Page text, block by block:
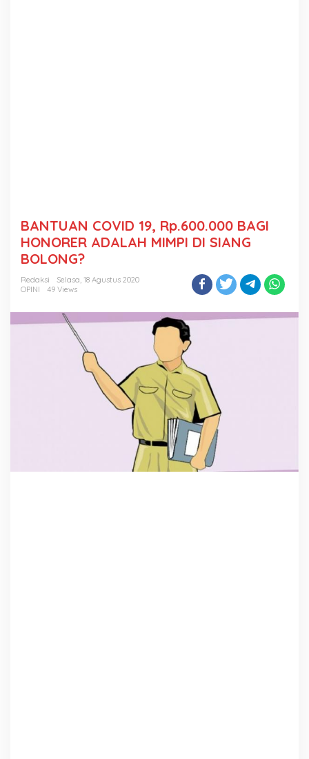
BANTUAN COVID 19, Rp.600.000 BAGI
HONORER ADALAH MIMPI DI SIANG
BOLONG?
Redaksi
Selasa, 18 Agustus 2020
OPINI
49 Views